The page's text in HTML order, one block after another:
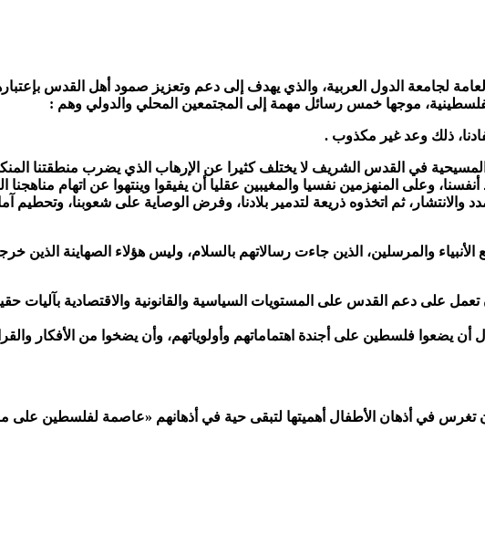
لجامعة الدول العربية، والذي يهدف إلى دعم وتعزيز صمود أهل القدس
موجها خمس رسائل مهمة إلى المجتمعين المحلي والدولي وهم :
ذلك وعد غير مكذوب .
في القدس الشريف لا يختلف كثيرا عن الإرهاب الذي يضرب منطقتنا
المنهزمين نفسيا والمغيبين عقليا أن يفيقوا وينتهوا عن اتهام مناهجنا
ثم اتخذوه ذريعة لتدمير بلادنا، وفرض الوصاية على شعوبنا، وتحطيم
والمرسلين، الذين جاءت رسالاتهم بالسلام، وليس هؤلاء الصهاينة الذين
على دعم القدس على المستويات السياسية والقانونية والاقتصادية بآليات
يضعوا فلسطين على أجندة اهتماماتهم وأولوياتهم، وأن يضخوا من الأفكار
وأن تغرس في أذهان الأطفال أهميتها لتبقى حية في أذهانهم «عاصمة لفلسطين على